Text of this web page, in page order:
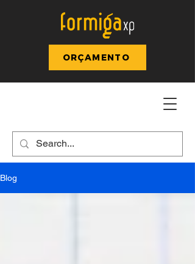
ORÇAMENTO
Blog